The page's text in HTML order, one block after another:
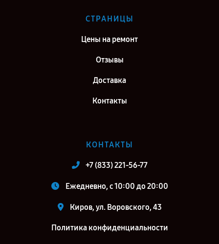
СТРАНИЦЫ
Цены на ремонт
Отзывы
Доставка
Контакты
КОНТАКТЫ
+7 (833) 221-56-77
Ежедневно, с 10:00 до 20:00
Киров, ул. Воровского, 43
Политика конфиденциальности